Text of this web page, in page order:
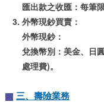
匯出款之收匯：每筆
外幣現鈔買賣：
外幣現鈔：
兌換幣別：美金、日
處理費)。
三、壽險業務